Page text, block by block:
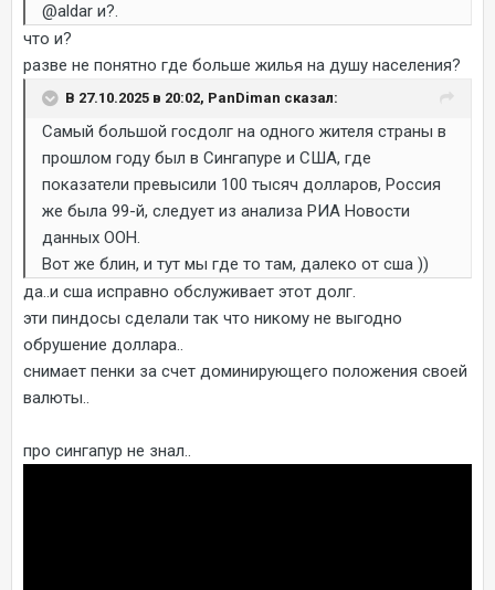
@aldar и?.
что и?
разве не понятно где больше жилья на душу населения?
В 27.10.2025 в 20:02, PanDiman сказал:
Самый большой госдолг на одного жителя страны в
прошлом году был в Сингапуре и США, где
показатели превысили 100 тысяч долларов, Россия
же была 99-й, следует из анализа РИА Новости
данных ООН.
Вот же блин, и тут мы где то там, далеко от сша ))
да..и сша исправно обслуживает этот долг.
эти пиндосы сделали так что никому не выгодно
обрушение доллара..
снимает пенки за счет доминирующего положения своей
валюты..
про сингапур не знал..